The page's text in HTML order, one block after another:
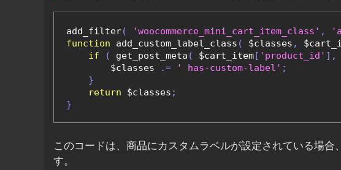
add_filter( 'woocommerce_mini_cart_item_class' ,
function add_custom_label_class ( $classes ,
if
( get_post_meta ( $cart_item[ 'product_id' ],
        $classes
.= ' has-custom-label' ;
}
return $classes ;
}
このコードは、商品にカスタムラベルが設定されている場合、
す。